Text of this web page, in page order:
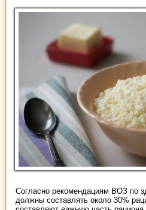
Согласно рекомендациям ВОЗ по
должны составлять около 30%